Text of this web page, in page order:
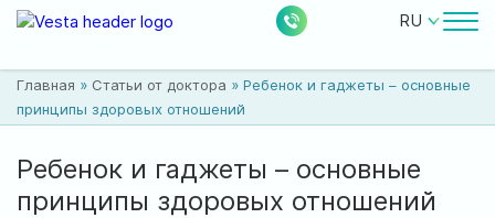
RU
Врачи
Цены
О клинике
Главная » Статьи от доктора » Ребенок и гаджеты – основные
принципы здоровых отношений
Ребенок и гаджеты – основные
принципы здоровых отношений